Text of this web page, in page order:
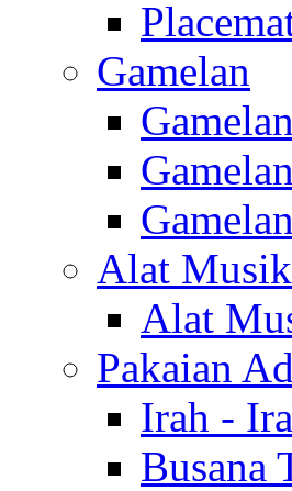
Gamelan
Alat
Alat
Pakaian
Irah -
Busana